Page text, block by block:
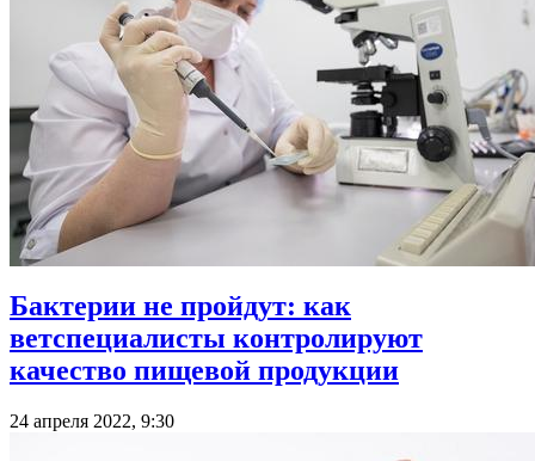
Бактерии не пройдут: как
ветспециалисты контролируют
качество пищевой продукции
24 апреля 2022, 9:30